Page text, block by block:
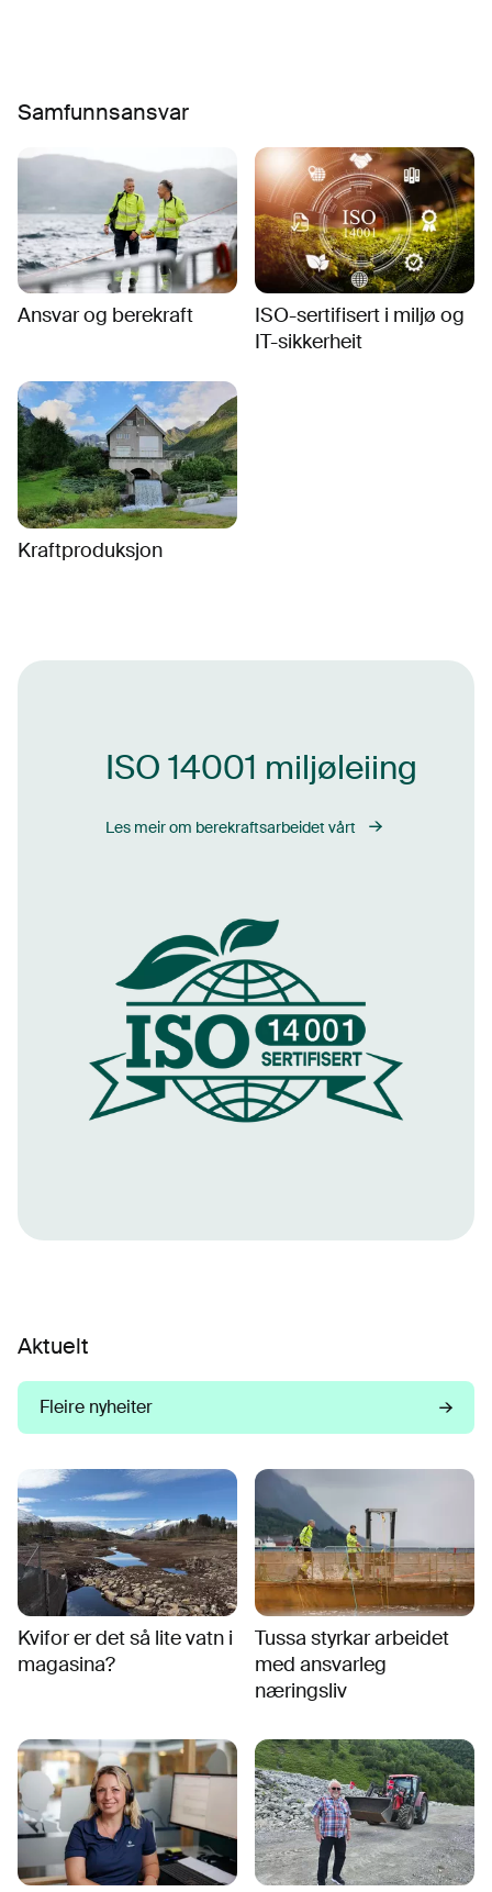
Samfunnsansvar
Ansvar og berekraft
ISO-sertifisert i miljø og
IT-sikkerheit
Kraftproduksjon
ISO 14001 miljøleiing
Les meir om berekraftsarbeidet vårt
Aktuelt
Fleire nyheiter
Kvifor er det så lite vatn i
magasina?
Tussa styrkar arbeidet
med ansvarleg
næringsliv